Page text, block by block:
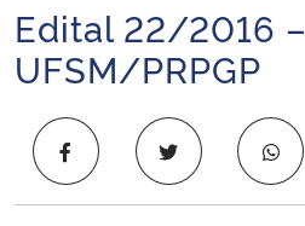
Ministério da Infraestrutura
Ministério da Educação
Início do conteúdo
Edital 22/2016 –
UFSM/PRPGP